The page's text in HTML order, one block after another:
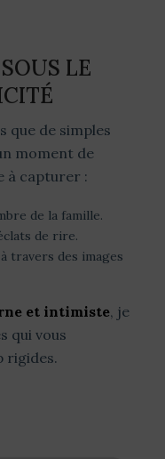
LE
que de simples
moment de
à capturer :
de la famille.
de rire.
travers des images
et intimiste, je
qui vous
rigides.